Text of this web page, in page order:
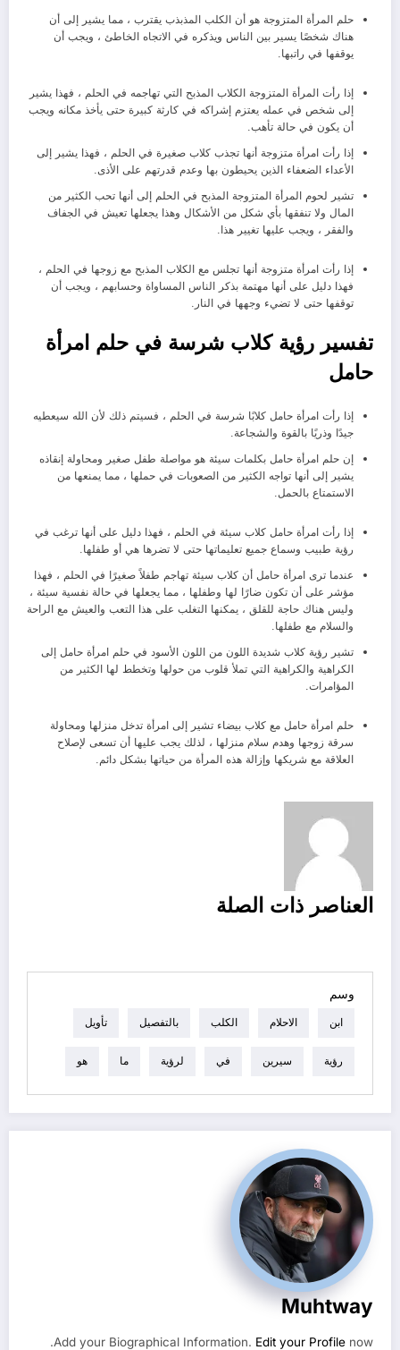
حلم المرأة المتزوجة هو أن الكلب المذبذب يقترب ، مما يشير إلى أن
هناك شخصًا يسير بين الناس ويذكره في الاتجاه الخاطئ ، ويجب أن
يوقفها في راتبها.
إذا رأت المرأة المتزوجة الكلاب المذبح التي تهاجمه في الحلم ، فهذا يشير
إلى شخص في عمله يعتزم إشراكه في كارثة كبيرة حتى يأخذ مكانه ويجب
أن يكون في حالة تأهب.
إذا رأت امرأة متزوجة أنها تجذب كلاب صغيرة في الحلم ، فهذا يشير إلى
الأعداء الضعفاء الذين يحيطون بها وعدم قدرتهم على الأذى.
تشير لحوم المرأة المتزوجة المذبح في الحلم إلى أنها تحب الكثير من
المال ولا تنفقها بأي شكل من الأشكال وهذا يجعلها تعيش في الجفاف
والفقر ، ويجب عليها تغيير هذا.
إذا رأت امرأة متزوجة أنها تجلس مع الكلاب المذبح مع زوجها في الحلم ،
فهذا دليل على أنها مهتمة بذكر الناس المساواة وحسابهم ، ويجب أن
توقفها حتى لا تضيء وجهها في النار.
تفسير رؤية كلاب شرسة في حلم امرأة
حامل
إذا رأت امرأة حامل كلابًا شرسة في الحلم ، فسيتم ذلك لأن الله سيعطيه
جيدًا وذريًا بالقوة والشجاعة.
إن حلم امرأة حامل بكلمات سيئة هو مواصلة طفل صغير ومحاولة إنقاذه
يشير إلى أنها تواجه الكثير من الصعوبات في حملها ، مما يمنعها من
الاستمتاع بالحمل.
إذا رأت امرأة حامل كلاب سيئة في الحلم ، فهذا دليل على أنها ترغب في
رؤية طبيب وسماع جميع تعليماتها حتى لا تضرها هي أو طفلها.
عندما ترى امرأة حامل أن كلاب سيئة تهاجم طفلاً صغيرًا في الحلم ، فهذا
مؤشر على أن تكون ضارًا لها وطفلها ، مما يجعلها في حالة نفسية سيئة ،
وليس هناك حاجة للقلق ، يمكنها التغلب على هذا التعب والعيش مع الراحة
والسلام مع طفلها.
تشير رؤية كلاب شديدة اللون من اللون الأسود في حلم امرأة حامل إلى
الكراهية والكراهية التي تملأ قلوب من حولها وتخطط لها الكثير من
المؤامرات.
حلم امرأة حامل مع كلاب بيضاء تشير إلى امرأة تدخل منزلها ومحاولة
سرقة زوجها وهدم سلام منزلها ، لذلك يجب عليها أن تسعى لإصلاح
العلاقة مع شريكها وإزالة هذه المرأة من حياتها بشكل دائم.
تصفح
العناصر ذات الصلة
وسم
ابن الاحلام الكلب بالتفصيل تأويل
رؤية سيرين في لرؤية ما هو
Muhtway
Add your Biographical Information. Edit your Profile now.